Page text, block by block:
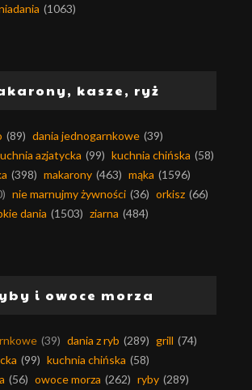
(1063)
kasze, ryż
(89) dania jednogarnkowe (39)
azjatycka (99) kuchnia chińska (58)
(398) makarony (463) mąka (1596)
nie marnujmy żywności (36) orkisz (66)
dania (1503) ziarna (484)
i owoce morza
(39) dania z ryb (289) grill (74)
(99) kuchnia chińska (58)
(56) owoce morza (262) ryby (289)